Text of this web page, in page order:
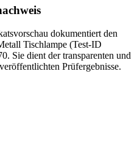
dokumentiert den
Tischlampe (Test-ID
Sie dient der transparenten und
Prüfergebnisse.